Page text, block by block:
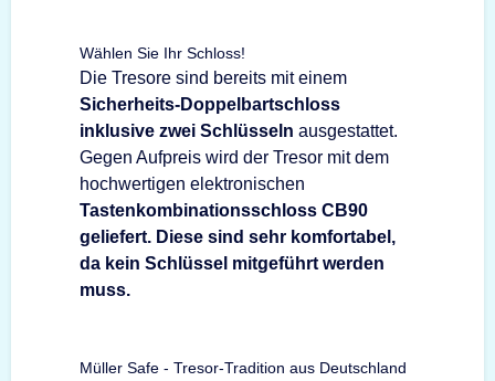
Wählen Sie Ihr Schloss!
Die Tresore sind bereits mit einem
Sicherheits-Doppelbartschloss
inklusive zwei Schlüsseln ausgestattet.
Gegen Aufpreis wird der Tresor mit dem
hochwertigen elektronischen
Tastenkombinationsschloss CB90
geliefert. Diese sind sehr komfortabel,
da kein Schlüssel mitgeführt werden
muss.
Müller Safe - Tresor-Tradition aus Deutschland